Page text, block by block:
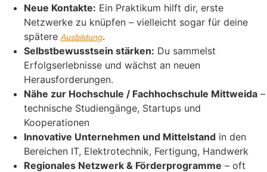
Neue Kontakte: Ein Praktikum hilft dir, erste
Netzwerke zu knüpfen – vielleicht sogar für deine
spätere Ausbildung.
Selbstbewusstsein stärken: Du sammelst
Erfolgserlebnisse und wächst an neuen
Herausforderungen.
Nähe zur Hochschule / Fachhochschule Mittweida –
technische Studiengänge, Startups und
Kooperationen
Innovative Unternehmen und Mittelstand in den
Bereichen IT, Elektrotechnik, Fertigung, Handwerk
Regionales Netzwerk & Förderprogramme – oft